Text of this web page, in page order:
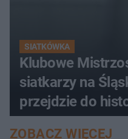
SIATKÓWKA
Klubowe
siatkarzy na
przejdzie do
ZOBACZ WIĘCEJ